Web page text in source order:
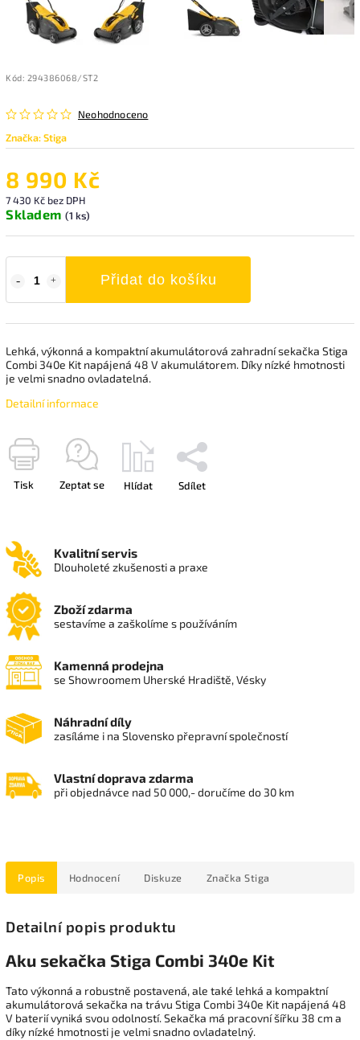
Kód: 294386068/ST2
Neohodnoceno
Značka:Stiga
8 990 Kč
7 430 Kč bez DPH
Skladem (1 ks)
Přidat do košíku
Lehká, výkonná a kompaktní akumulátorová zahradní sekačka Stiga
Combi 340e Kit napájená 48 V akumulátorem. Díky nízké hmotnosti
je velmi snadno ovladatelná.
Detailní informace
Tisk Zeptat se Hlídat Sdílet
Kvalitní servis
Dlouholeté zkušenosti a praxe
Zboží zdarma
sestavíme a zaškolíme s používáním
Kamenná prodejna
se Showroomem Uherské Hradiště, Vésky
Náhradní díly
zasíláme i na Slovensko přepravní společností
Vlastní doprava zdarma
při objednávce nad 50 000,- doručíme do 30 km
Popis Hodnocení Diskuze Značka Stiga
Detailní popis produktu
Aku sekačka Stiga Combi 340e Kit
Tato výkonná a robustně postavená, ale také lehká a kompaktní
akumulátorová sekačka na trávu Stiga Combi 340e Kit napájená 48
V baterií vyniká svou odolností. Sekačka má pracovní šířku 38 cm a
díky nízké hmotnosti je velmi snadno ovladatelný.